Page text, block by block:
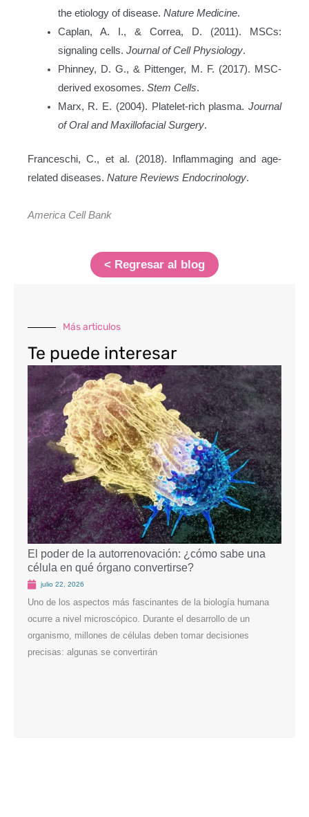
the etiology of disease. Nature Medicine.
Caplan, A. I., & Correa, D. (2011). MSCs:
signaling cells. Journal of Cell Physiology.
Phinney, D. G., & Pittenger, M. F. (2017). MSC-
derived exosomes. Stem Cells.
Marx, R. E. (2004). Platelet-rich plasma. Journal
of Oral and Maxillofacial Surgery.
Franceschi, C., et al. (2018). Inflammaging and age-
related diseases. Nature Reviews Endocrinology.
America Cell Bank
< Regresar al blog
Más articulos
Te puede interesar
El poder de la autorrenovación: ¿cómo sabe una
célula en qué órgano convertirse?
julio 22, 2026
Uno de los aspectos más fascinantes de la biología humana
ocurre a nivel microscópico. Durante el desarrollo de un
organismo, millones de células deben tomar decisiones
precisas: algunas se convertirán